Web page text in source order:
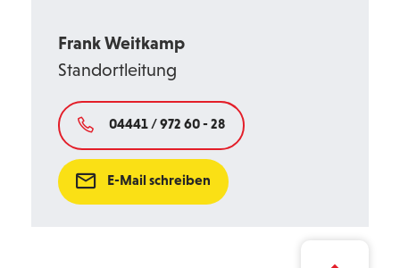
Frank Weitkamp
Standortleitung
04441 / 972 60 - 28
E-Mail schreiben